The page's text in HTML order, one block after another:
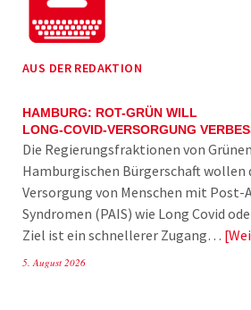
AUS DER REDAKTION
HAMBURG: ROT-GRÜN WILL
LONG-COVID-VERSORGUNG
Die Regierungsfraktionen von
Hamburgischen Bürgerschaft wollen
Versorgung von Menschen mit
Syndromen (PAIS) wie Long Covid
Ziel ist ein schnellerer Zugang…
5. August 2026